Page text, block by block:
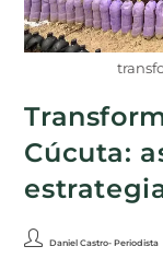
Cúcuta:
Daniel Castro- Periodista